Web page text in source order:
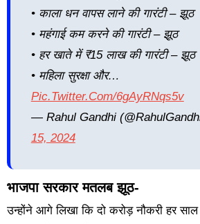
• काला धन वापस लाने की गारंटी – झूठ
• महंगाई कम करने की गारंटी – झूठ
• हर खाते में ₹15 लाख की गारंटी – झूठ
• महिला सुरक्षा और…
Pic.twitter.com/6gAyRNqs5v
— Rahul Gandhi
15, 2024
भाजपा सरकार मतलब झूठ-
उन्होंने आगे लिखा कि दो करोड़ नौकरी हर